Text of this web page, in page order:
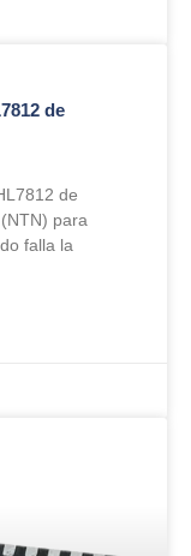
de
de
para
falla la